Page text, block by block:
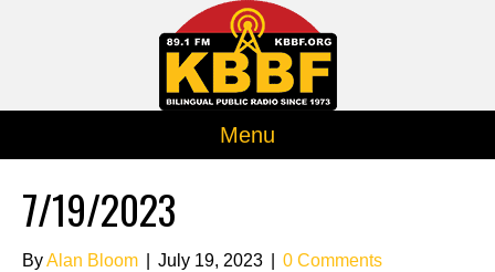
Menu
7/19/2023
ByAlan Bloom July 19, 2023 0 Comments